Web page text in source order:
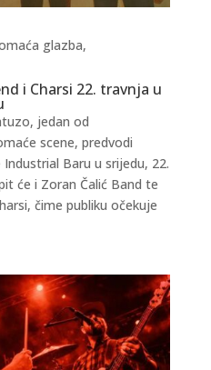
i Charsi 22. travnja u
glazba,
jedan od
scene, predvodi
Baru u srijedu, 22.
će i Zoran Čalić Band te
čime publiku očekuje